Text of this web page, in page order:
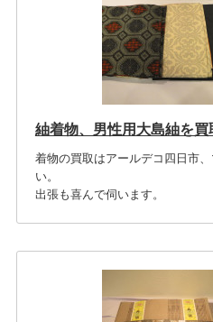
紬着物、男性用大島紬を買
着物の買取はアールデコ四日市
い。
出張も喜んで伺います。